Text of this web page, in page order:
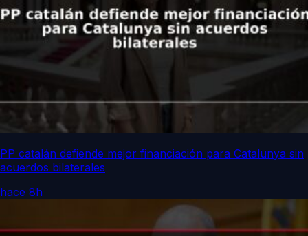
PP catalán defiende mejor financiación para Catalunya sin
acuerdos bilaterales
hace 8h